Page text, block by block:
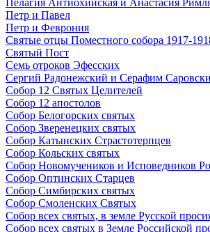
Петр и Павел
Петр и Феврония
Святые отцы Поместного собора 1917-
Святый Пост
Семь отроков Эфесских
Сергий Радонежский и Серафим
Собор 12 Святых Целителей
Собор 12 апостолов
Собор Белогорских святых
Собор Зверенецких святых
Собор Катынских Страстотерпцев
Собор Кольских святых
Собор Новомучеников и Исповедников
Собор Оптинских Старцев
Собор Симбирских святых
Собор Смоленских Святых
Собор всех святых, в земле Русской
Собор всех святых в Земле Российской